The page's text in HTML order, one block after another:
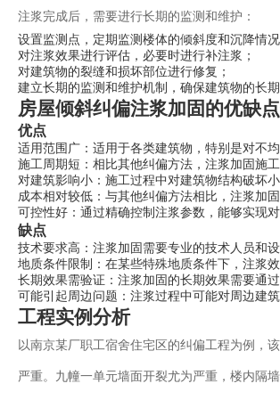
注浆完成后，需要进行长期的监测和维护：
设置监测点，定期监测楼体的倾斜度和沉降情况
对注浆效果进行评估，必要时进行补注浆；
对建筑物的裂缝和损坏部位进行修复；
建立长期的监测和维护机制，确保建筑物的长期
房屋倾斜纠偏注浆加固的优缺
优点
适用范围广：适用于各类建筑物，特别是对不
施工周期短：相比其他纠偏方法，注浆加固施
对建筑影响小：施工过程中对建筑物结构破坏
成本相对较低：与其他纠偏方法相比，注浆加
可控性好：通过精确控制注浆参数，能够实现
缺点
技术要求高：注浆加固需要专业的技术人员和
地质条件限制：在某些特殊地质条件下，注浆效
长期效果需验证：注浆加固的长期效果需要通
可能引起周边问题：注浆过程中可能对周边建
工程实例分析
以南京某厂职工宿舍住宅区的纠偏工程为例，
严重。九幢一单元墙面开裂尤为严重，楼内隔